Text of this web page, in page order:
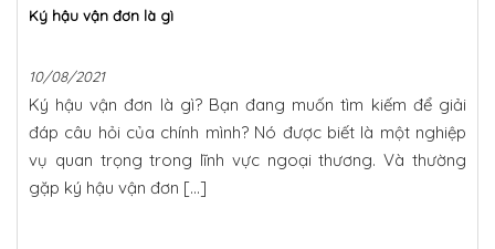
Ký hậu vận đơn là gì
10/08/2021
Ký hậu vận đơn là gì? Bạn đang muốn tìm kiếm để giải
đáp câu hỏi của chính mình? Nó được biết là một nghiệp
vụ quan trọng trong lĩnh vực ngoại thương. Và thường
gặp ký hậu vận đơn […]